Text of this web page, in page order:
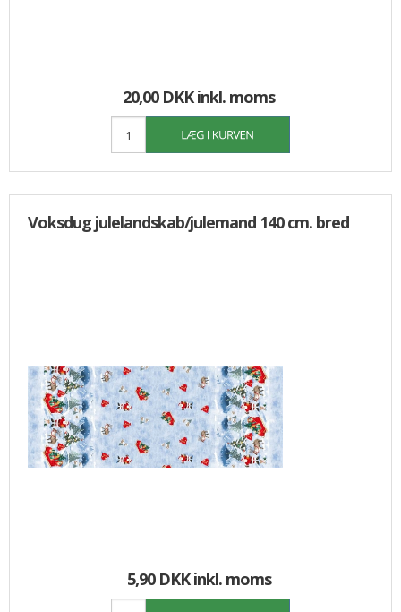
20,00 DKKinkl. moms
Voksdug julelandskab/julemand 140 cm. bred
5,90 DKKinkl. moms